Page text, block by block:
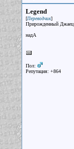
Legend
[Переводчик]
Прирожденный Джаец
надА
Пол:
Репутация: +864